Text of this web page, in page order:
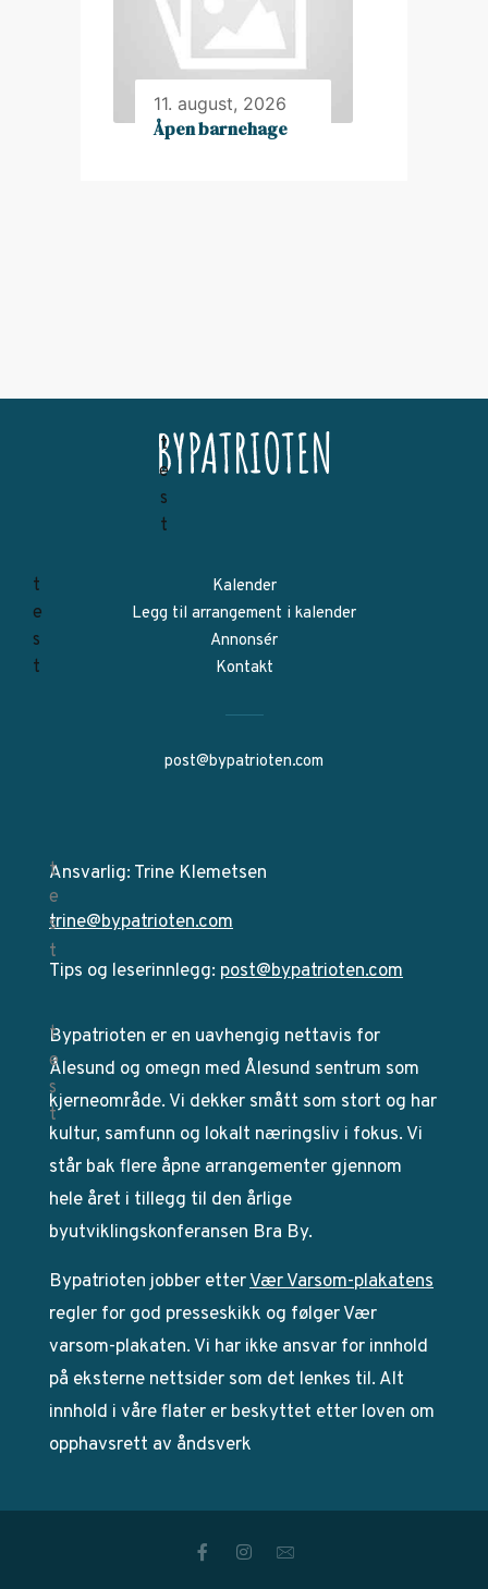
11. august, 2026
Åpen barnehage
Kalender
Legg til arrangement i kalender
Annonsér
Kontakt
post@bypatrioten.com
Ansvarlig: Trine Klemetsen
trine@bypatrioten.com
Tips og leserinnlegg: post@bypatrioten.com
Bypatrioten er en uavhengig nettavis for
Ålesund og omegn med Ålesund sentrum som
kjerneområde. Vi dekker smått som stort og har
kultur, samfunn og lokalt næringsliv i fokus. Vi
står bak flere åpne arrangementer gjennom
hele året i tillegg til den årlige
byutviklingskonferansen Bra By.
Bypatrioten jobber etterVær Varsom-plakatens
regler for god presseskikk og følger Vær
varsom-plakaten. Vi har ikke ansvar for innhold
på eksterne nettsider som det lenkes til. Alt
innhold i våre flater er beskyttet etter loven om
opphavsrett av åndsverk